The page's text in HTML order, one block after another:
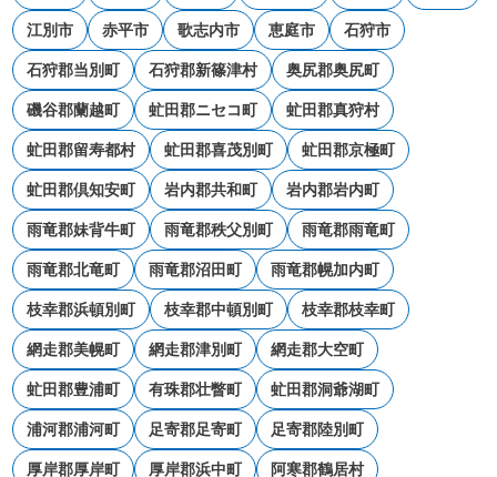
江別市 赤平市 歌志内市 恵庭市 石狩市
石狩郡当別町 石狩郡新篠津村 奥尻郡奥尻町
磯谷郡蘭越町 虻田郡ニセコ町 虻田郡真狩村
虻田郡留寿都村 虻田郡喜茂別町 虻田郡京極町
虻田郡倶知安町 岩内郡共和町 岩内郡岩内町
雨竜郡妹背牛町 雨竜郡秩父別町 雨竜郡雨竜町
雨竜郡北竜町 雨竜郡沼田町 雨竜郡幌加内町
枝幸郡浜頓別町 枝幸郡中頓別町 枝幸郡枝幸町
網走郡美幌町 網走郡津別町 網走郡大空町
虻田郡豊浦町 有珠郡壮瞥町 虻田郡洞爺湖町
浦河郡浦河町 足寄郡足寄町 足寄郡陸別町
厚岸郡厚岸町 厚岸郡浜中町 阿寒郡鶴居村